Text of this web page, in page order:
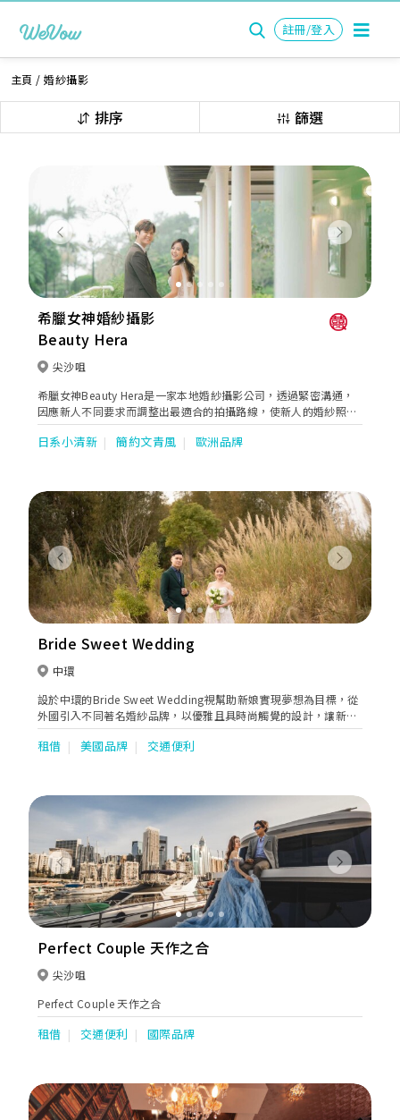
註冊/登入
主頁 /婚紗攝影
排序 篩選
Previous Next
希臘女神婚紗攝影
Beauty Hera
尖沙咀
希臘女神Beauty Hera是一家本地婚紗攝影公司，透過緊密溝通，
因應新人不同要求而調整出最適合的拍攝路線，使新人的婚紗照有
著連貫的故事性。同時亦貼心地提供全方位的婚嫁服務。位於婚紗
街的希臘女神提供一站式婚紗外租，婚紗攝影及婚紗攝錄等服務。
日系小清新 簡約文青風 歐洲品牌
Previous Next
Bride Sweet Wedding
中環
設於中環的Bride Sweet Wedding視幫助新娘實現夢想為目標，從
外國引入不同著名婚紗品牌，以優雅且具時尚觸覺的設計，讓新娘
挑選到夢寐以求和最合適的嫁衣。未來Bride Sweet Wedding會繼
續搜羅更多優質品牌，特別是適合東方女性的設計，務求給新人帶
租借 美國品牌 交通便利
Previous Next
Perfect Couple 天作之合
尖沙咀
Perfect Couple 天作之合
租借 交通便利 國際品牌